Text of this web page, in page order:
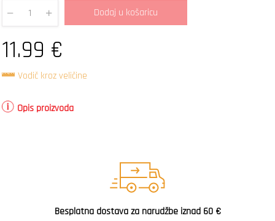
Quantity
Dodaj u košaricu
11.99 €
Vodič kroz veličine
Opis proizvoda
Besplatna dostava za narudžbe iznad 60 €